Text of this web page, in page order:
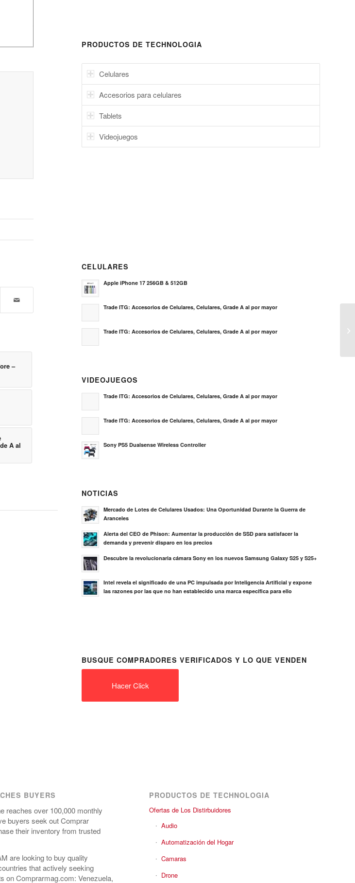
–
A al
PRODUCTOS DE TECHNOLOGIA
Celulares
Accesorios para celulares
Tablets
Videojuegos
CELULARES
Apple iPhone 17 256GB & 512GB
Trade ITG: Accesorios de Celulares, Celulares, Grade A al por mayor
Trade ITG: Accesorios de Celulares, Celulares, Grade A al por mayor
VIDEOJUEGOS
Trade ITG: Accesorios de Celulares, Celulares, Grade A al por mayor
Trade ITG: Accesorios de Celulares, Celulares, Grade A al por mayor
Sony PS5 Dualsense Wireless Controller
NOTICIAS
Mercado de Lotes de Celulares Usados: Una Oportunidad Durante la Guerra de
Aranceles
Alerta del CEO de Phison: Aumentar la producción de SSD para satisfacer la
demanda y prevenir disparo en los precios
Descubre la revolucionaria cámara Sony en los nuevos Samsung Galaxy S25 y S25+
Intel revela el significado de una PC impulsada por Inteligencia Artificial y expone
las razones por las que no han establecido una marca específica para ello
BUSQUE COMPRADORES VERIFICADOS Y LO QUE VENDEN
Hacer Click
BUYERS
reaches over 100,000 monthly
buyers seek out Comprar
their inventory from trusted
are looking to buy quality
that actively seeking
on Comprarmag.com: Venezuela,
PRODUCTOS DE TECHNOLOGIA
Ofertas de Los Distirbuidores
Audio
Automatización del Hogar
Camaras
Drone